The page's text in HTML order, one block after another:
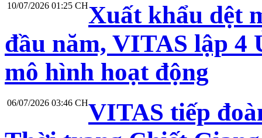
10/07/2026 01:25 CHXuất khẩu dệt
đầu năm, VITAS lập 4
mô hình hoạt động
06/07/2026 03:46 CHVITAS tiếp